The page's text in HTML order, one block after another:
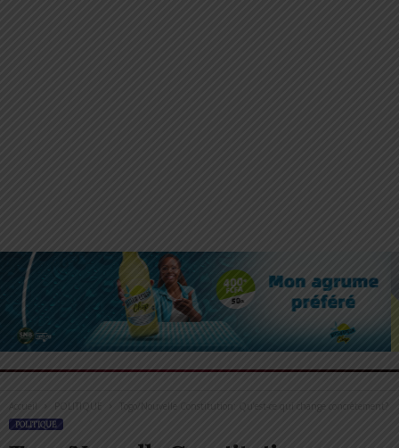
Accueil POLITIQUE Togo/Nouvelle Constitution: Qu’est-ce qui change concrètement?
POLITIQUE